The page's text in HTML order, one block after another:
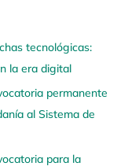
tecnológicas:
la era digital
permanente
al Sistema de
para la